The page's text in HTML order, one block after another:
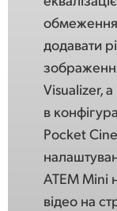
додавати
Visualizer,
в
Pocket
ATEM Mini
відео на